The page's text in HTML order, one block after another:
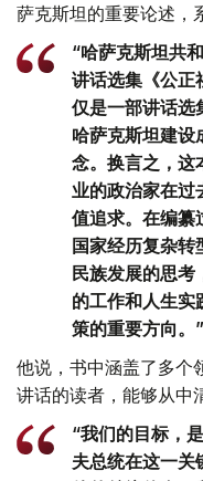
萨克斯坦的重要论述，
“哈萨克斯坦共
讲话选集《公
仅是一部讲话选
哈萨克斯坦建设
念。换言之，这
业的政治家在过
值追求。在编纂
国家经历复杂转
民族发展的思考
的工作和人生实
策的重要方向。
他说，书中涵盖了多个
讲话的读者，能够从中
“我们的目标，
夫总统在这一关